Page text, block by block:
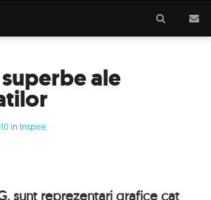
ale
in Inspire
sunt reprezentari grafice cat